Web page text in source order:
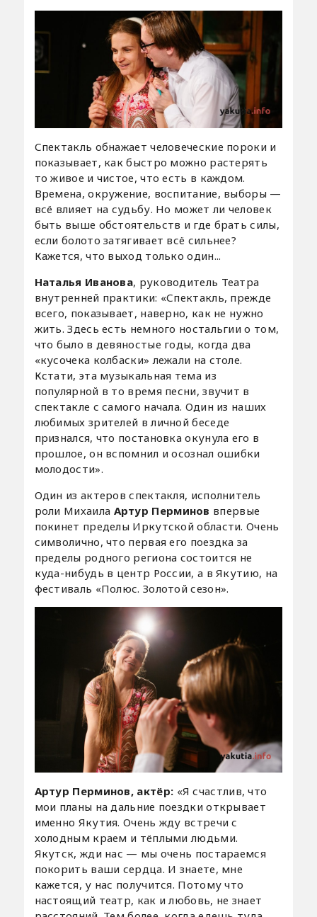
Спектакль обнажает человеческие пороки и
показывает, как быстро можно растерять
то живое и чистое, что есть в каждом.
Времена, окружение, воспитание, выборы —
всё влияет на судьбу. Но может ли человек
быть выше обстоятельств и где брать силы,
если болото затягивает всё сильнее?
Кажется, что выход только один...
Наталья Иванова, руководитель Театра
внутренней практики: «Спектакль, прежде
всего, показывает, наверно, как не нужно
жить. Здесь есть немного ностальгии о том,
что было в девяностые годы, когда два
«кусочека колбаски» лежали на столе.
Кстати, эта музыкальная тема из
популярной в то время песни, звучит в
спектакле с самого начала. Один из наших
любимых зрителей в личной беседе
признался, что постановка окунула его в
прошлое, он вспомнил и осознал ошибки
молодости».
Один из актеров спектакля, исполнитель
роли Михаила Артур Перминов впервые
покинет пределы Иркутской области. Очень
символично, что первая его поездка за
пределы родного региона состоится не
куда-нибудь в центр России, а в Якутию, на
фестиваль «Полюс. Золотой сезон».
Артур Перминов, актёр: «Я счастлив, что
мои планы на дальние поездки открывает
именно Якутия. Очень жду встречи с
холодным краем и тёплыми людьми.
Якутск, жди нас — мы очень постараемся
покорить ваши сердца. И знаете, мне
кажется, у нас получится. Потому что
настоящий театр, как и любовь, не знает